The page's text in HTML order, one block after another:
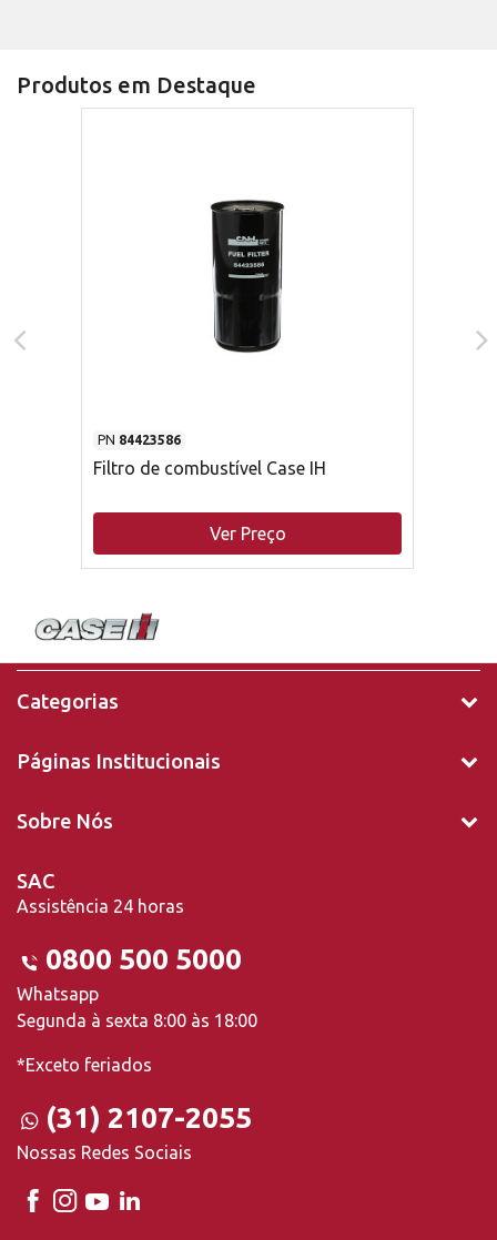
Produtos em Destaque
PN 84423586
Filtro de combustível Case IH
Ver Preço
Categorias
Páginas Institucionais
Sobre Nós
SAC
Assistência 24 horas
0800 500 5000
Whatsapp
Segunda à sexta 8:00 às 18:00
*Exceto feriados
(31) 2107-2055
Nossas Redes Sociais